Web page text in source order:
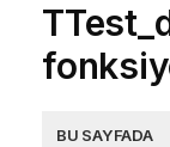
BU SAYFADA